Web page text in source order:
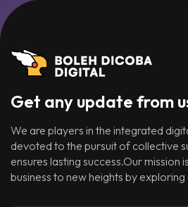
Get any update from
We are players in the integrated
devoted to the pursuit of collective
ensures lasting success.Our mission
business to new heights by